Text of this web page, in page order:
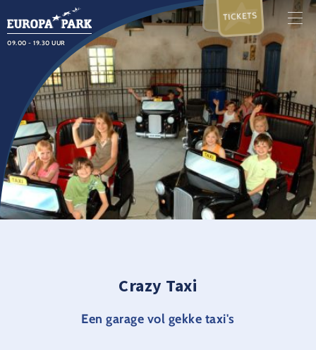
09.00 - 19.30 UUR
TICKETS
Crazy Taxi
Een garage vol gekke taxi's